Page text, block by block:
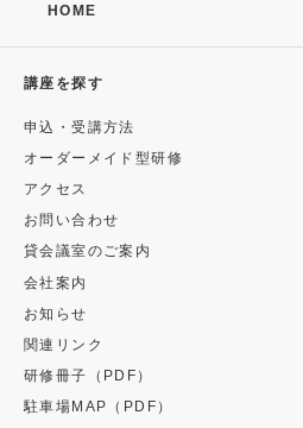
HOME
講座を探す
申込・受講方法
オーダーメイド型研修
アクセス
お問い合わせ
貸会議室のご案内
会社案内
お知らせ
関連リンク
研修冊子（PDF）
駐車場MAP（PDF）